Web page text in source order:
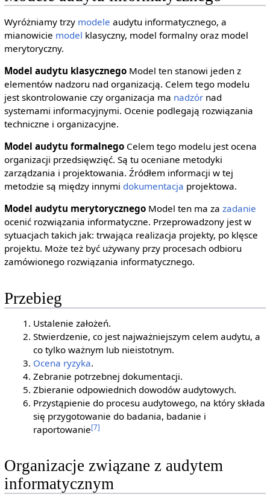
Wyróżniamy trzy modele audytu informatycznego, a
mianowicie model klasyczny, model formalny oraz model
merytoryczny.
Model audytu klasycznegoModel ten stanowi jeden z
elementów nadzoru nad organizacją. Celem tego modelu
jest skontrolowanie czy organizacja ma nadzórnad
systemami informacyjnymi. Ocenie podlegają rozwiązania
techniczne i organizacyjne.
Model audytu formalnegoCelem tego modelu jest ocena
organizacji przedsięwzięć. Są tu oceniane metodyki
zarządzania i projektowania. Źródłem informacji w tej
metodzie są między innymi dokumentacja projektowa.
Model audytu merytorycznegoModel ten ma za zadanie
ocenić rozwiązania informatyczne. Przeprowadzony jest w
sytuacjach takich jak: trwająca realizacja projekty, po klęsce
projektu. Może też być używany przy procesach odbioru
zamówionego rozwiązania informatycznego.
Przebieg
Ustalenie założeń.
Stwierdzenie, co jest najważniejszym celem audytu, a
co tylko ważnym lub nieistotnym.
Ocena ryzyka.
Zebranie potrzebnej dokumentacji.
Zbieranie odpowiednich dowodów audytowych.
Przystąpienie do procesu audytowego, na który składa
się przygotowanie do badania, badanie i
raportowanie[7]
Organizacje związane z audytem
informatycznym